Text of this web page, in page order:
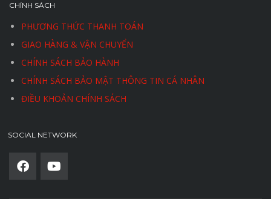
CHÍNH SÁCH
PHƯƠNG THỨC THANH TOÁN
GIAO HÀNG & VẬN CHUYỂN
CHÍNH SÁCH BẢO HÀNH
CHÍNH SÁCH BẢO MẬT THÔNG TIN CÁ NHÂN
ĐIỀU KHOẢN CHÍNH SÁCH
SOCIAL NETWORK